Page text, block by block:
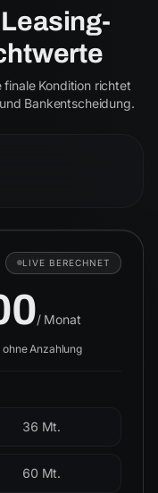
Kondition richtet
Bankentscheidung.
2.850
3.550
LIVE BERECHNET
/ Monat
ohne Anzahlung
36 Mt.
60 Mt.